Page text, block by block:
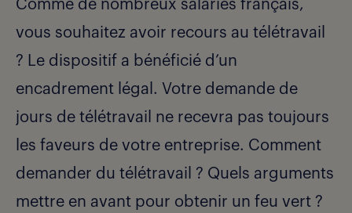
Comme de nombreux salariés français,
vous souhaitez avoir recours au télétravail
? Le dispositif a bénéficié d’un
encadrement légal. Votre demande de
jours de télétravail ne recevra pas toujours
les faveurs de votre entreprise. Comment
demander du télétravail ? Quels arguments
mettre en avant pour obtenir un feu vert ?